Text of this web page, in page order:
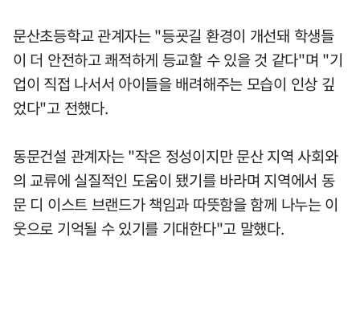
문산초등학교 관계자는 "등굣길 환경이 개선돼 학생들
이 더 안전하고 쾌적하게 등교할 수 있을 것 같다"며 "기
업이 직접 나서서 아이들을 배려해주는 모습이 인상 깊
었다"고 전했다.
동문건설 관계자는 "작은 정성이지만 문산 지역 사회와
의 교류에 실질적인 도움이 됐기를 바라며 지역에서 동
문 디 이스트 브랜드가 책임과 따뜻함을 함께 나누는 이
웃으로 기억될 수 있기를 기대한다"고 말했다.